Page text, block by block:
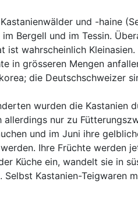
und -haine
Bergell und im Tessin.
ist wahrscheinlich
in grösseren Mengen
die Deutschschweizer
wurden die
allerdings nur zu
und im Juni ihre
Ihre Früchte werden
Küche ein, wandelt sie in
Selbst Kastanien-Teigwaren